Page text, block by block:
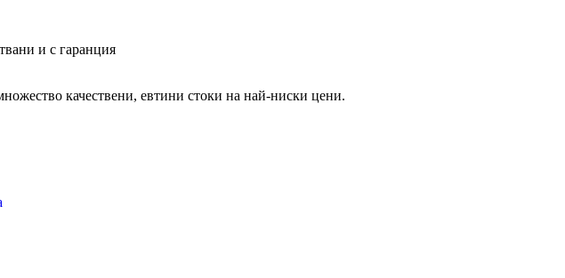
и с гаранция
качествени, евтини стоки на най-ниски цени.